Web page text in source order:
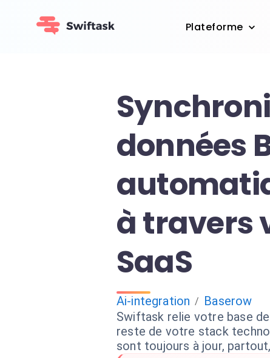
Plateforme
données
à travers
SaaS
Ai-integration / Baserow
Swiftask relie votre base
reste de votre stack
sont toujours à jour,